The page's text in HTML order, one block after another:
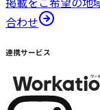
合わせ
連携サービス